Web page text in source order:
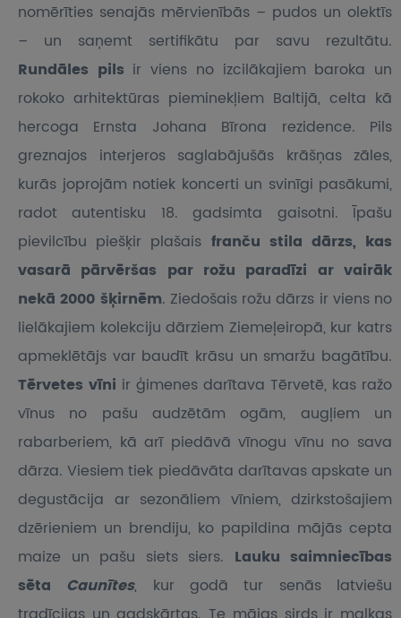
nomērīties senajās mērvienībās – pudos un olektīs
– un saņemt sertifikātu par savu rezultātu.
Rundāles pils ir viens no izcilākajiem baroka un
rokoko arhitektūras pieminekļiem Baltijā, celta kā
hercoga Ernsta Johana Bīrona rezidence. Pils
greznajos interjeros saglabājušās krāšņas zāles,
kurās joprojām notiek koncerti un svinīgi pasākumi,
radot autentisku 18. gadsimta gaisotni. Īpašu
pievilcību piešķir plašais franču stila dārzs, kas
vasarā pārvēršas par rožu paradīzi ar vairāk
nekā 2000 šķirnēm. Ziedošais rožu dārzs ir viens no
lielākajiem kolekciju dārziem Ziemeļeiropā, kur katrs
apmeklētājs var baudīt krāsu un smaržu bagātību.
Tērvetes vīni ir ģimenes darītava Tērvetē, kas ražo
vīnus no pašu audzētām ogām, augļiem un
rabarberiem, kā arī piedāvā vīnogu vīnu no sava
dārza. Viesiem tiek piedāvāta darītavas apskate un
degustācija ar sezonāliem vīniem, dzirkstošajiem
dzērieniem un brendiju, ko papildina mājās cepta
maize un pašu siets siers. Lauku saimniecības
sēta Caunītes, kur godā tur senās latviešu